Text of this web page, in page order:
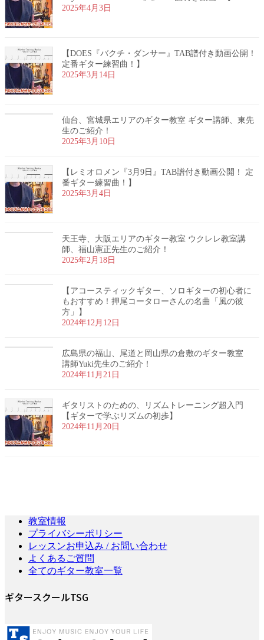
2025年4月3日
【DOES『バクチ・ダンサー』TAB譜付き動画公開！
定番ギター練習曲！】
2025年3月14日
仙台、宮城県エリアのギター教室 ギター講師、東先
生のご紹介！
2025年3月10日
【レミオロメン『3月9日』TAB譜付き動画公開！ 定
番ギター練習曲！】
2025年3月4日
天王寺、大阪エリアのギター教室 ウクレレ教室講
師、福山憲正先生のご紹介！
2025年2月18日
【アコースティックギター、ソロギターの初心者に
もおすすめ！押尾コータローさんの名曲「風の彼
方」】
2024年12月12日
広島県の福山、尾道と岡山県の倉敷のギター教室
講師Yuki先生のご紹介！
2024年11月21日
ギタリストのための、リズムトレーニング超入門
【ギターで学ぶリズムの初歩】
2024年11月20日
教室情報
プライバシーポリシー
レッスンお申込み / お問い合わせ
よくあるご質問
全てのギター教室一覧
ギタースクールTSG